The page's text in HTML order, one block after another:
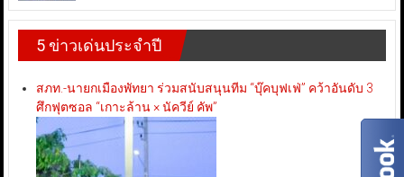
5 ข่าวเด่นประจำปี
สภท.-นายกเมืองพัทยา ร่วมสนับสนุนทีม “บุ๊คบุฟเฟ่” คว้าอันดับ 3
ศึกฟุตซอล “เกาะล้าน × นัควีย์ คัพ”